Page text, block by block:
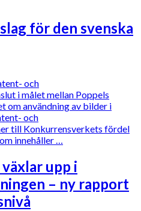
för den svenska
och
i målet mellan Poppels
om användning av bilder i
och
till Konkurrensverkets fördel
innehåller …
upp i
– ny rapport